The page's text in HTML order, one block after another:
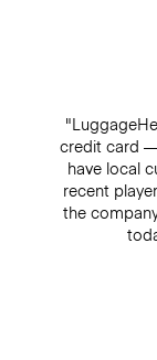
credit card
have local
recent
the